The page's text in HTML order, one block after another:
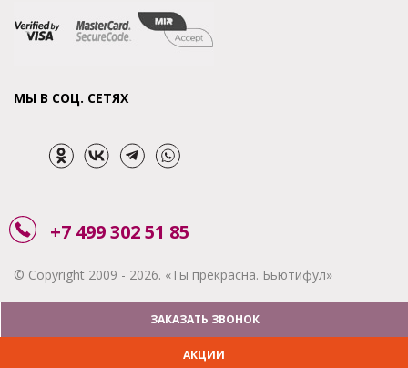
МЫ В СОЦ. СЕТЯХ
+7 499 302 51 85
© Copyright 2009 - 2026. «Ты прекрасна. Бьютифул»
ЗАКАЗАТЬ ЗВОНОК
АКЦИИ